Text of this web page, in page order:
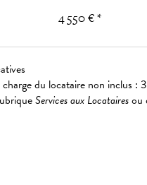
4 550 € *
charge du locataire non inclus :
Services aux Locatairesou